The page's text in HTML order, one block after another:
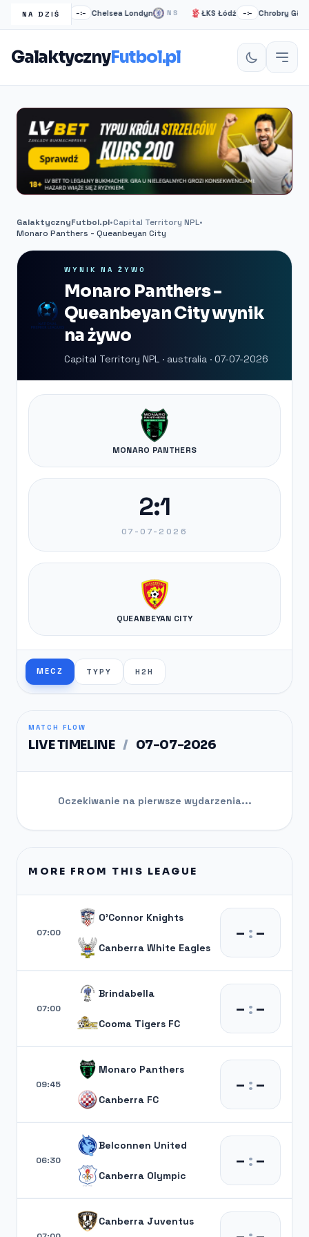
NA DZIŚ
Takzim FC Chelsea Londyn NS ŁKS Łódź –:– Chrobry Głogów
GalaktycznyFutbol.pl
GalaktycznyFutbol.pl•Capital Territory NPL•
Monaro Panthers - Queanbeyan City
WYNIK NA ŻYWO
Monaro Panthers -
Queanbeyan City wynik
na żywo
Capital Territory NPL · australia · 07-07-2026
MONARO PANTHERS
2:1
07-07-2026
QUEANBEYAN CITY
MECZ TYPY H2H
MATCH FLOW
LIVE TIMELINE / 07-07-2026
Oczekiwanie na pierwsze wydarzenia...
MORE FROM THIS LEAGUE
07:00
O'Connor Knights
Canberra White Eagles
– :–
07:00
Brindabella
Cooma Tigers FC
– :–
09:45
Monaro Panthers
Canberra FC
– :–
06:30
Belconnen United
Canberra Olympic
– :–
Canberra Juventus